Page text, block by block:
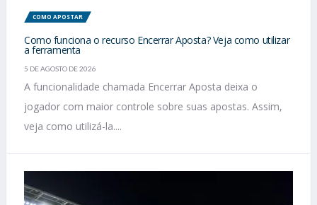
COMO APOSTAR
Como funciona o recurso Encerrar Aposta? Veja como utilizar
a ferramenta
5 DE AGOSTO DE 2026
A funcionalidade chamada Encerrar Aposta deixa o
jogador com maior controle sobre suas apostas. Assim,
veja como utilizá-la....